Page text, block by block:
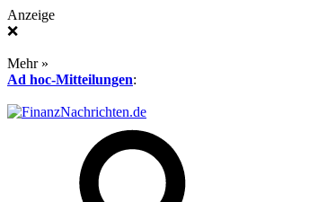
Anzeige
❌
Mehr »
Ad hoc-Mitteilungen: